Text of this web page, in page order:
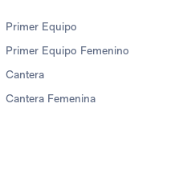
Primer Equipo
Primer Equipo Femenino
Cantera
Cantera Femenina